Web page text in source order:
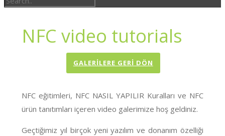
NFC video tutorials
GALERİLERE GERİ DÖN
NFC eğitimleri, NFC NASIL YAPILIR Kuralları ve NFC
ürün tanıtımları içeren video galerimize hoş geldiniz.
Geçtiğimiz yıl birçok yeni yazılım ve donanım özelliği